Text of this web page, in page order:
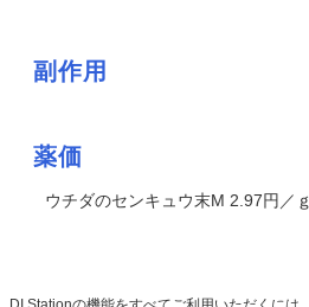
副作用
薬価
ウチダのセンキュウ末M 2.97円／ｇ